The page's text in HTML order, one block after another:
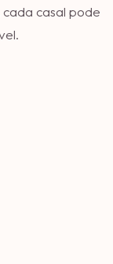
cada casal pode